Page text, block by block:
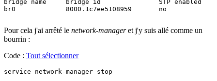
bridge name	bridge id		STP enabled	interfaces
br0		8000.1c7ee5108959	no		eth1
Pour cela j'ai arrêté le network-manageret j'y suis allé comme un
bourrin :
Code : Tout sélectionner
service network-manager stop